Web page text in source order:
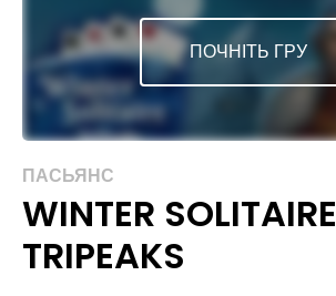
ПОЧНІТЬ ГРУ
ПАСЬЯНС
WINTER SOLITAIRE
TRIPEAKS